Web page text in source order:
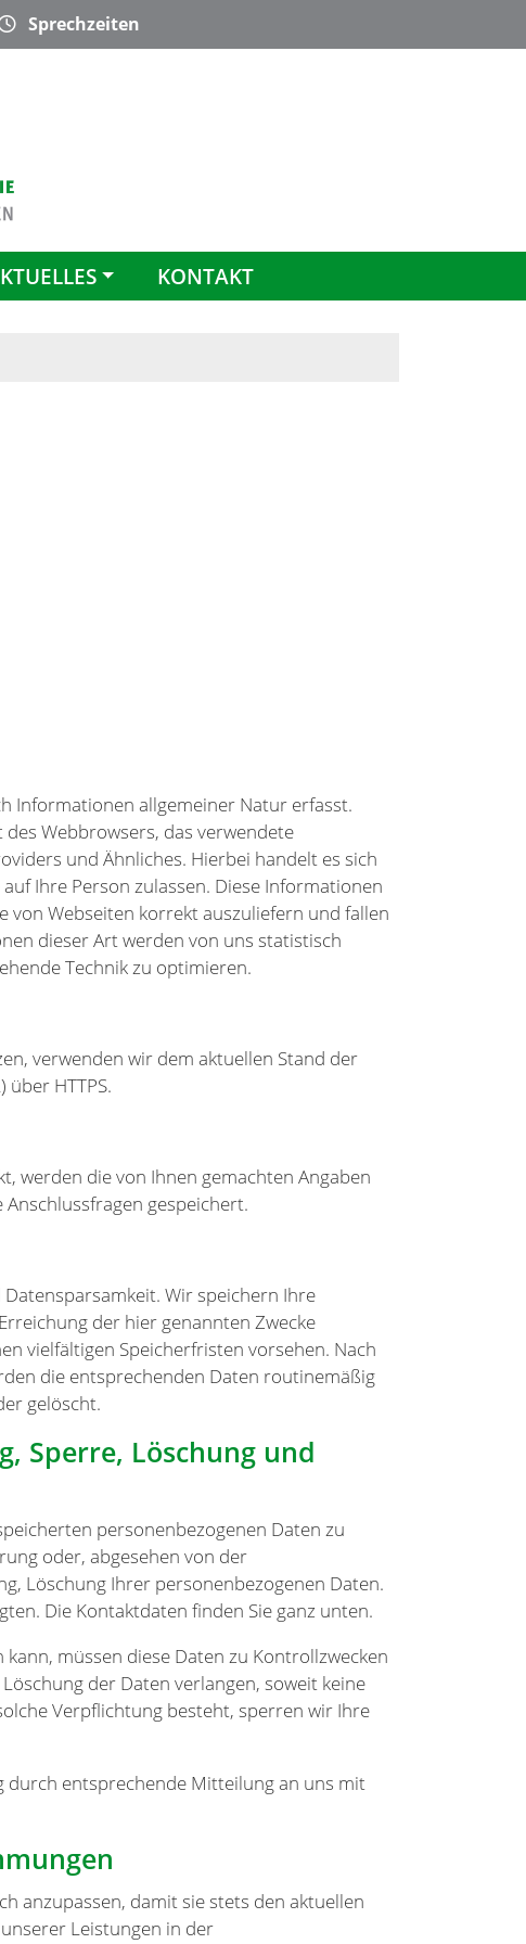
Sprechzeiten
KONTAKT
Informationen allgemeiner Natur erfasst.
Webbrowsers, das verwendete
und Ähnliches. Hierbei handelt es sich
Ihre Person zulassen. Diese Informationen
Webseiten korrekt auszuliefern und fallen
dieser Art werden von uns statistisch
Technik zu optimieren.
verwenden wir dem aktuellen Stand der
HTTPS.
werden die von Ihnen gemachten Angaben
gespeichert.
Wir speichern Ihre
der hier genannten Zwecke
vielfältigen Speicherfristen vorsehen. Nach
die entsprechenden Daten routinemäßig
gelöscht.
Sperre, Löschung und
personenbezogenen Daten zu
oder, abgesehen von der
Löschung Ihrer personenbezogenen Daten.
Die Kontaktdaten finden Sie ganz unten.
müssen diese Daten zu Kontrollzwecken
der Daten verlangen, soweit keine
Verpflichtung besteht, sperren wir Ihre
durch entsprechende Mitteilung an uns mit
anzupassen, damit sie stets den aktuellen
Leistungen in der